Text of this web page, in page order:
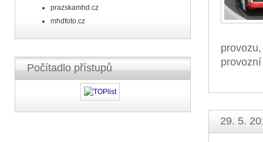
prazskamhd.cz
mhdfoto.cz
Počítadlo přístupů
29. 5.